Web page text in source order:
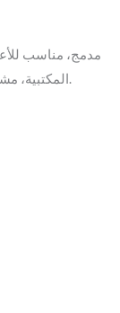
المكتبية، مشاهدة الفيديوهات، التصميمات الخفيفة، والدراسة.